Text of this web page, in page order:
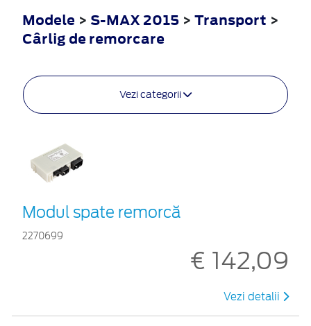
Modele > S-MAX 2015 > Transport >
Cârlig de remorcare
Vezi categorii
Modul spate remorcă
2270699
€ 142,09
Vezi detalii